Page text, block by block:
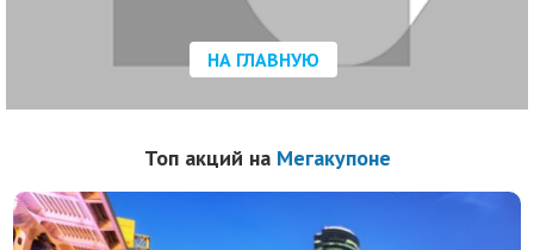
НА ГЛАВНУЮ
Топ акций на Мегакупоне